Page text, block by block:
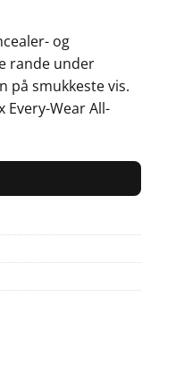
og
rande under
på smukkeste vis.
Every-Wear All-